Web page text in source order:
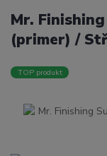
Mr.
(primer) /
TOP produkt